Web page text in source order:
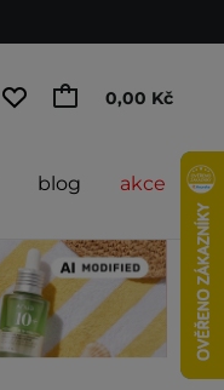
0,00 Kč
blog akce